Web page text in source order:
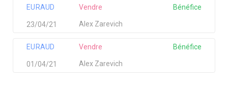
EURAUD
Alex Zarevich
Vendre
23/04/21
Bénéfice
EURAUD
Alex Zarevich
Vendre
01/04/21
Bénéfice